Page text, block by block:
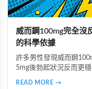
威而鋼100mg完全沒
的科學依據
許多男性發現威而鋼
5mg後勃起狀況反而更
READ MORE →